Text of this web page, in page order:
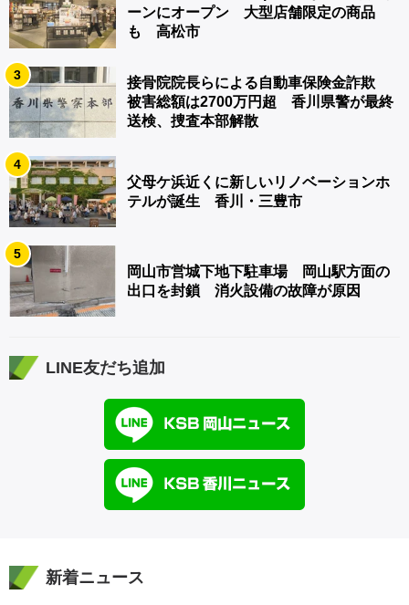
ーンにオープン 大型店舗限定の商品
も 高松市
3
接骨院院長らによる自動車保険金詐欺
被害総額は2700万円超 香川県警が最終
送検、捜査本部解散
4
父母ケ浜近くに新しいリノベーションホ
テルが誕生 香川・三豊市
5
岡山市営城下地下駐車場 岡山駅方面の
出口を封鎖 消火設備の故障が原因
LINE友だち追加
新着ニュース